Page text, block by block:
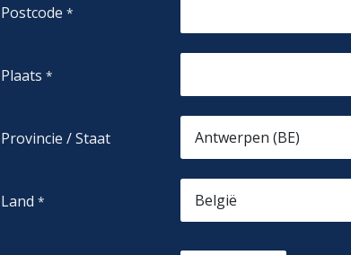
Postcode *
Plaats *
Provincie / Staat
Land *